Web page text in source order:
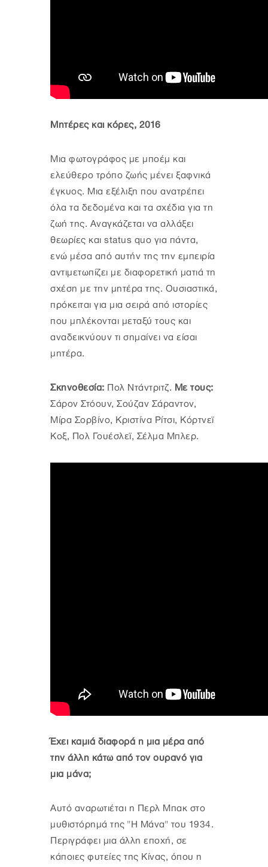
Μητέρες και κόρες, 2016
Μια φωτογράφος με μποέμ και
ελεύθερο τρόπο ζωής μένει ξαφνικά
έγκυος. Μια εξέλιξη που ανατρέπει
όλα τα δεδομένα και τα σχέδια για τη
ζωή της. Αναγκάζεται να αλλάξει
θεωρίες και status quo για πάντα,
ενώ μέσα από αυτήν της την εμπειρία
αντιμετωπίζει με διαφορετική ματιά τη
σχέση με την μητέρα της. Ουσιαστικά,
πρόκειται για μια σειρά από ιστορίες
που μπλέκονται μεταξύ τους και
αναδεικνύουν τι σημαίνει να είσαι
μητέρα.
Σκηνοθεσία: Πολ Ντάντριτζ. Με τους:
Σάρον Στόουν, Σούζαν Σάραντον,
Μίρα Σορβίνο, Κριστίνα Ρίτσι, Κόρτνεϊ
Κοξ, Πολ Γουέσλεϊ, Σέλμα Μπλερ.
Έχει καμιά διαφορά η μια μέρα από
την άλλη κάτω από τον ουρανό για
μια μάνα;
Αυτό αναρωτιέται η Περλ Μπακ στο
μυθιστόρημά της "Η Μάνα" του 1934.
Περιγράφει μια άλλη εποχή, σε
κάποιες φυτείες της Κίνας, όπου η